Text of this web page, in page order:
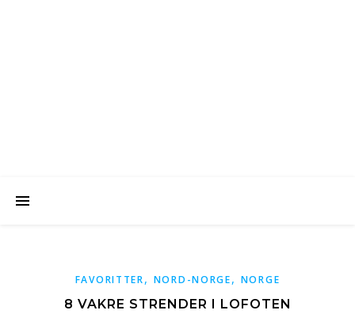
FAVORITTER, NORD-NORGE, NORGE
8 VAKRE STRENDER I LOFOTEN